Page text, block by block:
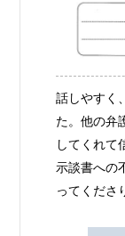
話しやすく
た。他の弁
してくれて
示談書への
ってくださ